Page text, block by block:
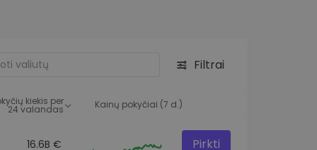
Filtrai
kiekis per
24 valandas Kainų pokyčiai (7 d.)
16.6B € Pirkti